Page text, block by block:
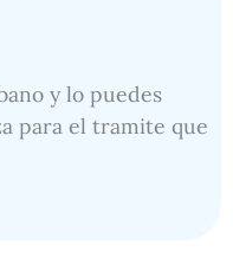
y lo puedes
para el tramite que